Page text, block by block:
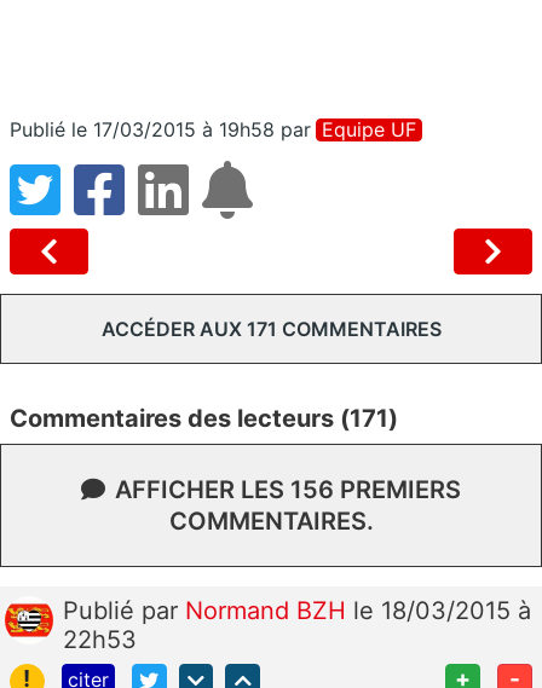
Publié le 17/03/2015 à 19h58 par Equipe UF
ACCÉDER AUX 171 COMMENTAIRES
Commentaires des lecteurs (171)
AFFICHER LES 156 PREMIERS
COMMENTAIRES.
Publié par Normand BZH le 18/03/2015 à
22h53
!
citer + -